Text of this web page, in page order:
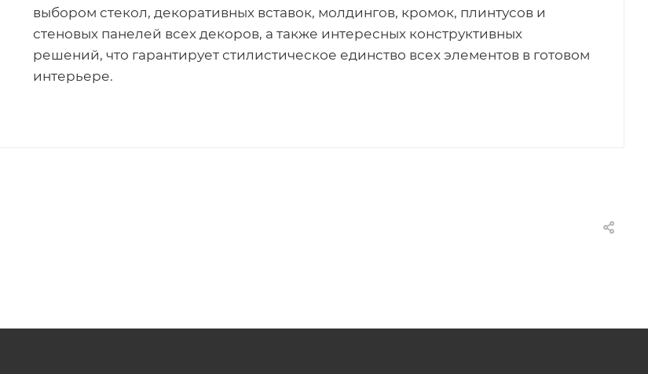
выбором стекол, декоративных вставок, молдингов, кромок, плинтусов и
стеновых панелей всех декоров, а также интересных конструктивных
решений, что гарантирует стилистическое единство всех элементов в готовом
интерьере.